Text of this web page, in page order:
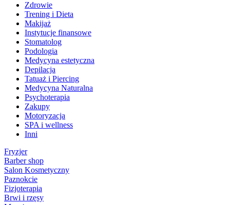
Zdrowie
Trening i Dieta
Makijaż
Instytucje finansowe
Stomatolog
Podologia
Medycyna estetyczna
Depilacja
Tatuaż i Piercing
Medycyna Naturalna
Psychoterapia
Zakupy
Motoryzacja
SPA i wellness
Inni
Fryzjer
Barber shop
Salon Kosmetyczny
Paznokcie
Fizjoterapia
Brwi i rzęsy